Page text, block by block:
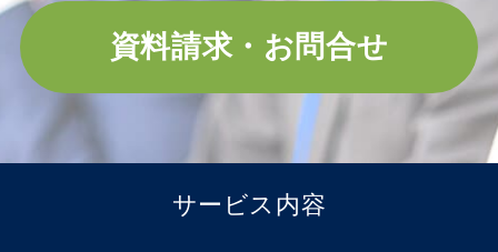
資料請求・お問合せ
サービス内容